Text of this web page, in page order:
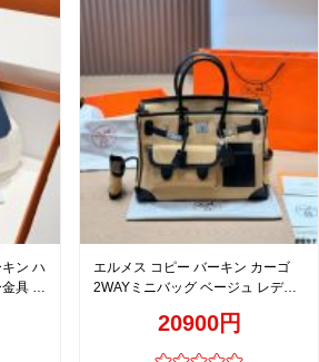
ン ハ
具 レ
エルメス コピー バーキン カーゴ
2WAYミニバッグ ベージュ レディ
20900円